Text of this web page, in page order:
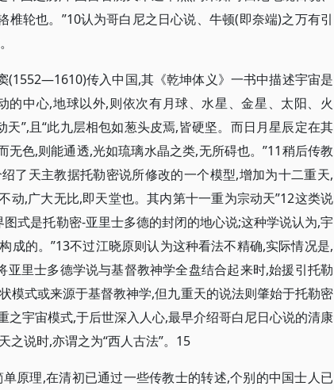
轮也。”10认为哥白尼之日心说、牛顿(即奈端)之万有引
(1552—1610)传入中国,其《乾坤体义》一书中描述宇宙是
中心,地球以外,则依次有月球、水星、金星、太阳、火
”,且“此九层相包如葱头皮焉,皆硬坚。而日月星辰定在其
色,则能通透,光如琉璃水晶之类,无所碍也。”11稍后传教
了天主教据托勒密说所修改的一个模型,增加为十二重天,
动,广大无比,即天堂也。其内第十一重为宗动天”12这类说
式是托勒密-亚里士多德的封闭的地心说;这种学说认为,宇
成的。”13不过江晓原则认为这种看法不精确,实际情况是,
亚里士多德学说与基督教神学全盘结合起来时,始援引托勒
模式或来源于基督教神学,但九重天的说法则肇始于托勒密
之宇宙模式,于后世深入人心,最早介绍哥白尼日心说的清康
说时,亦谓之为“西人古法”。15
原理,在清初已通过一些传教士的转述,个别的中国士人已